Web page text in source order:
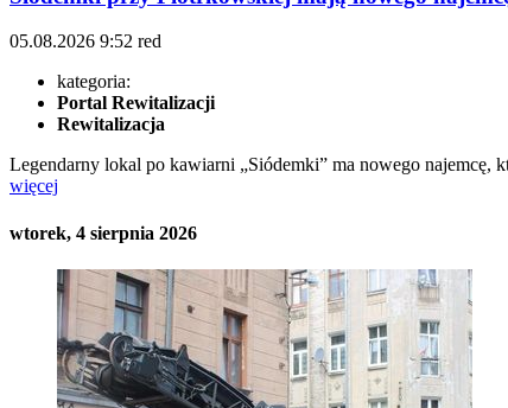
05.08.2026 9:52 red
kategoria:
Portal Rewitalizacji
Rewitalizacja
Legendarny lokal po kawiarni „Siódemki” ma nowego
więcej
wtorek, 4 sierpnia 2026